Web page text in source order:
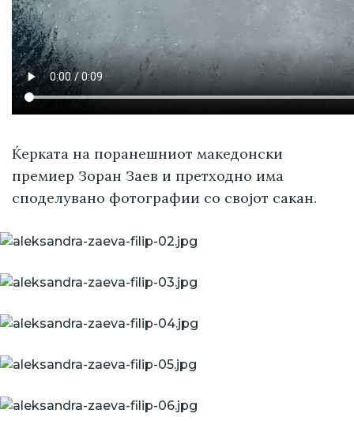
Ќерката на поранешниот македонски
премиер Зоран Заев и претходно има
споделувано фотографии со својот сакан.